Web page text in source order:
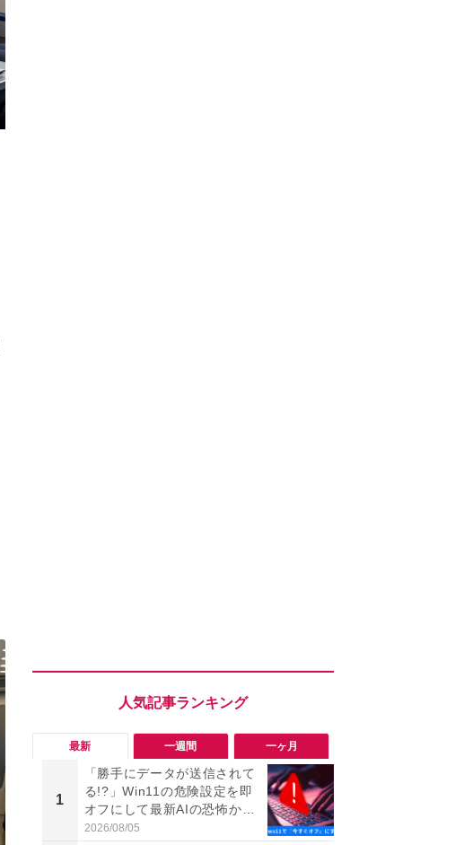
最新 一週間 一ヶ月
1
「勝手にデータが送信されて
る!?」Win11の危険設定を即
オフにして最新AIの恐怖から
身を守る技
2026/08/05